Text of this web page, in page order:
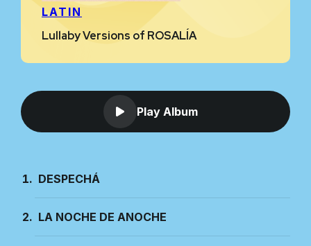
LATIN
Lullaby Versions of ROSALÍA
Play Album
DESPECHÁ
LA NOCHE DE ANOCHE